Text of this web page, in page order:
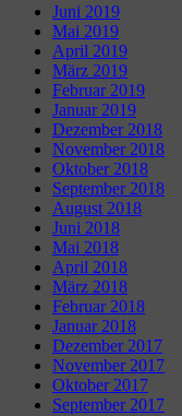
Juni 2019
Mai 2019
April 2019
März 2019
Februar 2019
Januar 2019
Dezember 2018
November 2018
Oktober 2018
September 2018
August 2018
Juni 2018
Mai 2018
April 2018
März 2018
Februar 2018
Januar 2018
Dezember 2017
November 2017
Oktober 2017
September 2017